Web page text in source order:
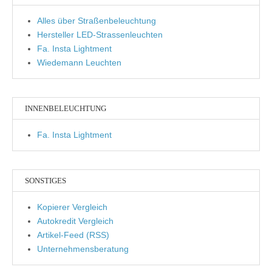
Alles über Straßenbeleuchtung
Hersteller LED-Strassenleuchten
Fa. Insta Lightment
Wiedemann Leuchten
INNENBELEUCHTUNG
Fa. Insta Lightment
SONSTIGES
Kopierer Vergleich
Autokredit Vergleich
Artikel-Feed (RSS)
Unternehmensberatung